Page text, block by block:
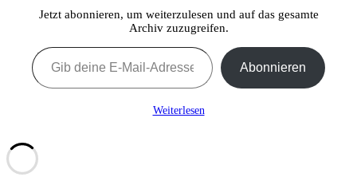
Jetzt abonnieren, um weiterzulesen und auf das gesamte
Archiv zuzugreifen.
Gib deine E-Mail-Adresse ein ...
Abonnieren
Weiterlesen